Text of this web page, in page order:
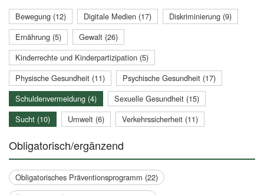
Bewegung (12) Digitale Medien (17)
Diskriminierung (9)
Ernährung (5)
Gewalt (26)
Kinderrechte und Kinderpartizipation (5)
Physische Gesundheit (11)
Psychische Gesundheit (17)
Schuldenvermeidung (4)
Sexuelle Gesundheit (15)
Sucht (10)
Umwelt (6) Verkehrssicherheit (11)
Obligatorisch/ergänzend
Obligatorisches Präventionsprogramm (22)